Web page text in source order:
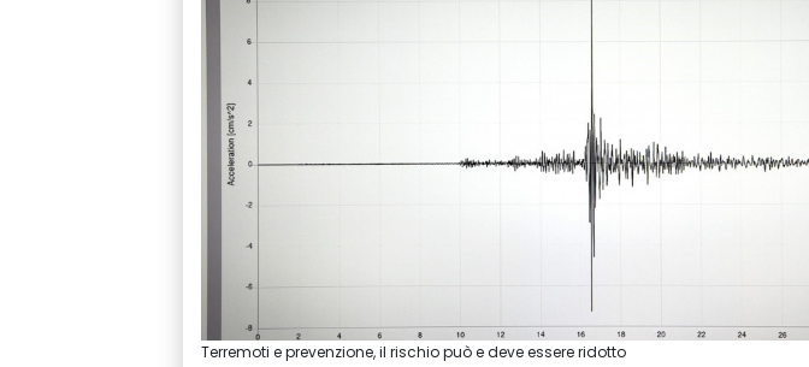
Terremoti e prevenzione, il rischio può e deve essere ridotto